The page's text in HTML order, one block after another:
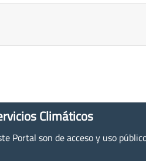
Climáticos
Portal son de acceso y uso